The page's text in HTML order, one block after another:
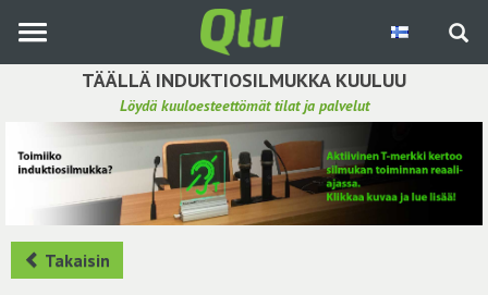
pääsisältöön
TÄÄLLÄ INDUKTIOSILMUKKA KUULUU
Löydä kuuloesteettömät tilat ja palvelut
Etsi induktiosilmukka
Tee ehdotus ja vaikuta kuulemiskokemukseen
Hae ehdotuksia
Käyttöohje
Takaisin